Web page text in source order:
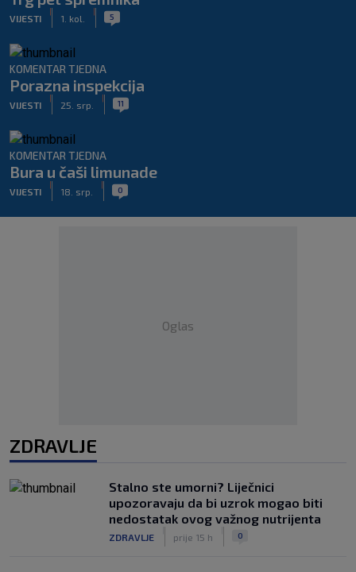
VIJESTI 1. kol. 5
KOMENTAR TJEDNA
Porazna inspekcija
VIJESTI 25. srp. 11
KOMENTAR TJEDNA
Bura u čaši limunade
VIJESTI 18. srp. 0
Oglas
ZDRAVLJE
Stalno ste umorni? Liječnici
upozoravaju da bi uzrok mogao biti
nedostatak ovog važnog nutrijenta
ZDRAVLJE prije 15 h 0